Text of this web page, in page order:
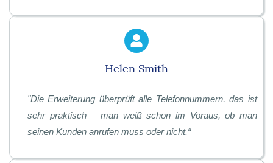
Helen Smith
"Die Erweiterung überprüft alle Telefonnummern, das ist
sehr praktisch – man weiß schon im Voraus, ob man
seinen Kunden anrufen muss oder nicht.“